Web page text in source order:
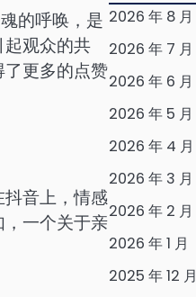
的呼唤，是
观众的共
更多的点赞
音上，情感
一个关于亲
2026 年 8 月
2026 年 7 月
2026 年 6 月
2026 年 5 月
2026 年 4 月
2026 年 3 月
2026 年 2 月
2026 年 1 月
2025 年 12 月